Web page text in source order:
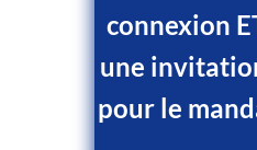
connexion
une
pour le